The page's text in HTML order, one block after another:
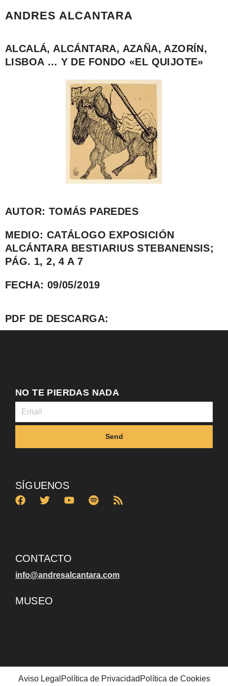
ANDRES ALCANTARA
ALCALÁ, ALCÁNTARA, AZAÑA, AZORÍN,
LISBOA … Y DE FONDO «EL QUIJOTE»
AUTOR: TOMÁS PAREDES
MEDIO: CATÁLOGO EXPOSICIÓN
ALCÁNTARA BESTIARIUS STEBANENSIS;
PÁG. 1, 2, 4 A 7
FECHA: 09/05/2019
PDF DE DESCARGA:
NO TE PIERDAS NADA
Send
SÍGUENOS
CONTACTO
info@andresalcantara.com
MUSEO
Aviso Legal Política de Privacidad Política de Cookies